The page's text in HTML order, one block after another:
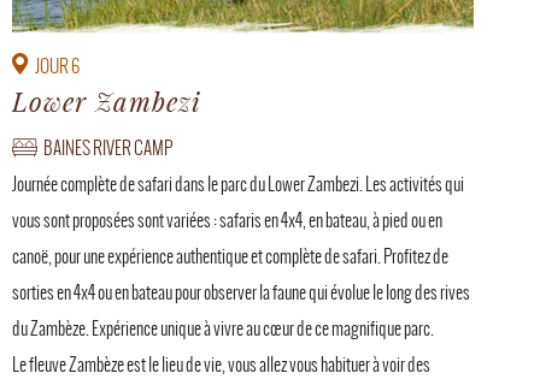
JOUR 6
Lower Zambezi
BAINES RIVER CAMP
Journée complète de safari dans le parc du Lower Zambezi. Les activités qui
vous sont proposées sont variées : safaris en 4x4, en bateau, à pied ou en
canoë, pour une expérience authentique et complète de safari. Profitez de
sorties en 4x4 ou en bateau pour observer la faune qui évolue le long des rives
du Zambèze. Expérience unique à vivre au cœur de ce magnifique parc.
Le fleuve Zambèze est le lieu de vie, vous allez vous habituer à voir des